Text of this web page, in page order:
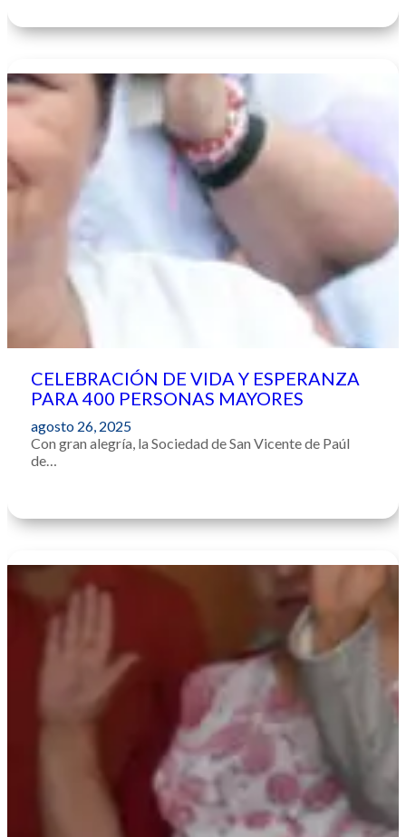
CELEBRACIÓN DE VIDA Y ESPERANZA
PARA 400 PERSONAS MAYORES
agosto 26, 2025
Con gran alegría, la Sociedad de San Vicente de Paúl
de…